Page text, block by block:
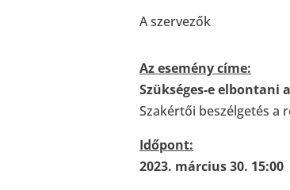
A szervezők
Az esemény címe:
Szükséges-e elbontani
Szakértői beszélgetés a
Időpont:
2023. március 30. 15:00